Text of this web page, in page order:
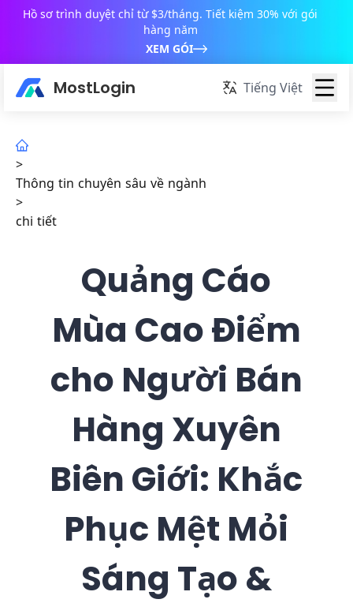
Hồ sơ trình duyệt chỉ từ $3/tháng. Tiết kiệm 30% với gói
hàng năm
XEM GÓI
MostLogin Tiếng Việt
>
Thông tin chuyên sâu về ngành
>
chi tiết
Quảng Cáo
Mùa Cao Điểm
cho Người Bán
Hàng Xuyên
Biên Giới: Khắc
Phục Mệt Mỏi
Sáng Tạo &